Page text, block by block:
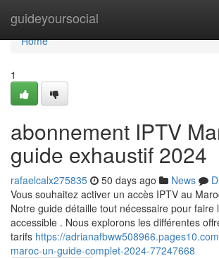
guideyoursocial
Home
Home
1
abonnement IPTV
guide exhaustif 2024
rafaelcalx275835 50 days ago News
Vous souhaitez activer un accès IPTV au
Notre guide détaille tout nécessaire pour faire
accessible . Nous explorons les différentes
tarifs https://
maroc-un-guide-complet-2024-77247668